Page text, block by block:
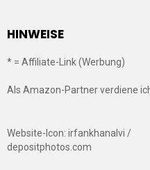
HINWEISE
* = Affiliate-Link (Werbung)
Als Amazon-Partner verdiene
Website-Icon: irfankhanalvi /
depositphotos.com